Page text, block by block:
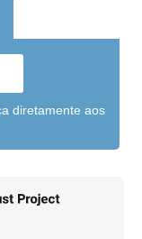
diretamente aos